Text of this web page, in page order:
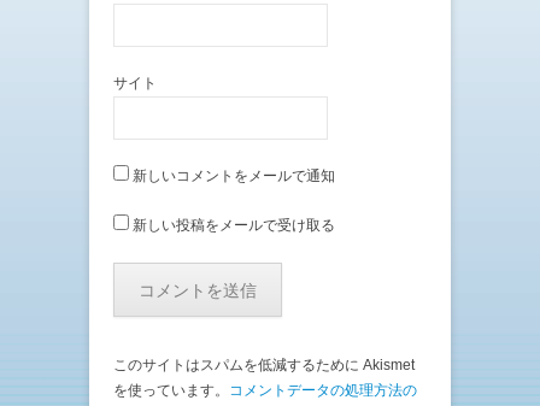
サイト
新しいコメントをメールで通知
新しい投稿をメールで受け取る
このサイトはスパムを低減するために Akismet
を使っています。 コメントデータの処理方法の